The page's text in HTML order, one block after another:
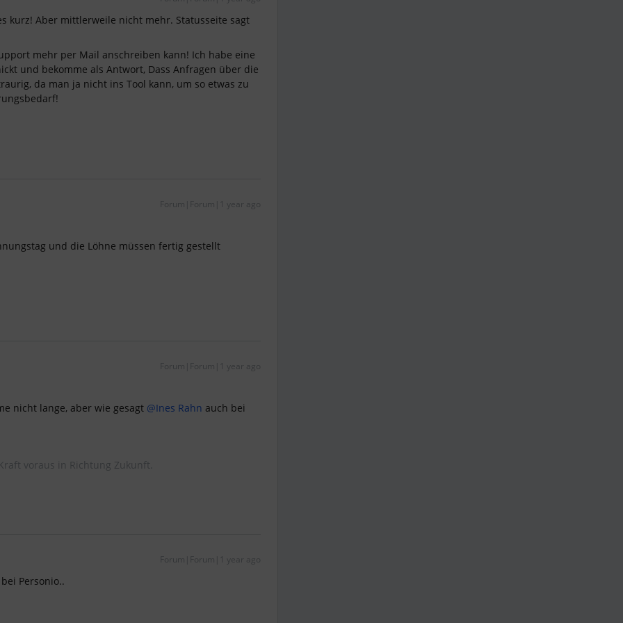
kurz! Aber mittlerweile nicht mehr. Statusseite sagt
mehr per Mail anschreiben kann! Ich habe eine
und bekomme als Antwort, Dass Anfragen über die
da man ja nicht ins Tool kann, um so etwas zu
Forum|Forum|1 year ago
und die Löhne müssen fertig gestellt
Forum|Forum|1 year ago
nicht lange, aber wie gesagt @Ines Rahn auch bei
voraus in Richtung Zukunft.
Forum|Forum|1 year ago
Personio..